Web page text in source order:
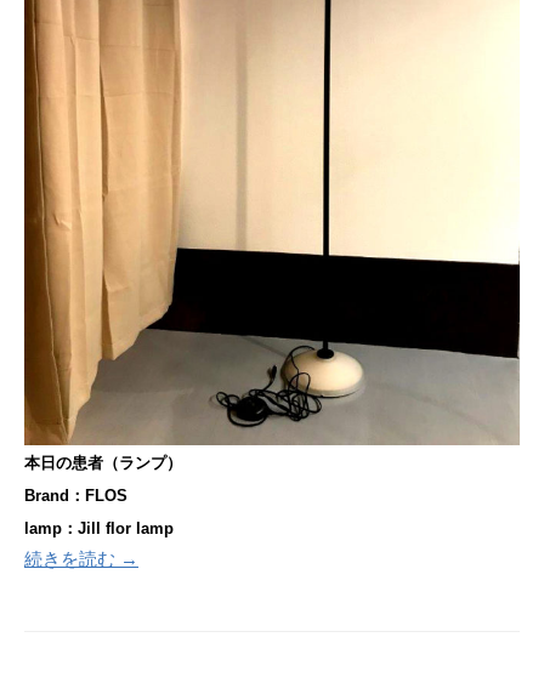
本日の患者（ランプ）
Brand：FLOS
lamp：Jill flor lamp
続きを読む →